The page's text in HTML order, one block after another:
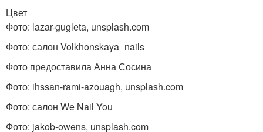
Цвет
Фото: lazar-gugleta, unsplash.com
Фото: салон Volkhonskaya_nails
Фото предоставила Анна Сосина
Фото: ihssan-rami-azouagh, unsplash.com
Фото: салон We Nail You
Фото: jakob-owens, unsplash.com